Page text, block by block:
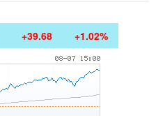
+39.68 +1.02%